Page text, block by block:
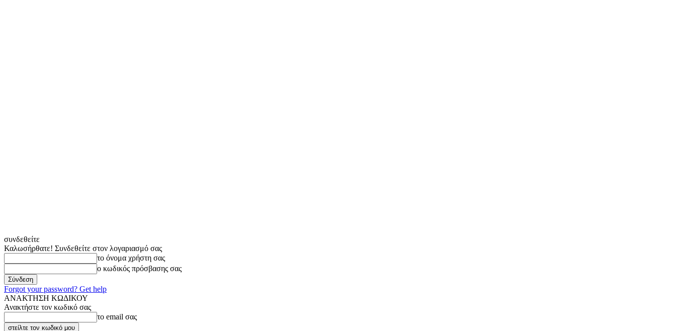
συνδεθείτε
Καλωσήρθατε! Συνδεθείτε στον λογαριασμό σας
το όνομα χρήστη σας
ο κωδικός πρόσβασης σας
Forgot your password? Get help
ΑΝΑΚΤΗΣΗ ΚΩΔΙΚΟΥ
Ανακτήστε τον κωδικό σας
το email σας